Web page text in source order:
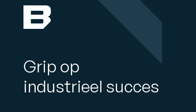
Grip op
industrieel succes